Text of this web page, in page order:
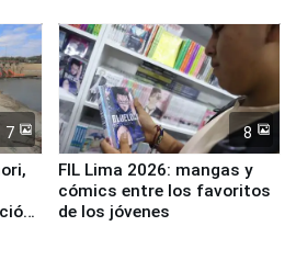
7 8
FIL Lima 2026: mangas y
cómics entre los favoritos
de los jóvenes